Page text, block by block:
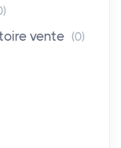
vente (0)